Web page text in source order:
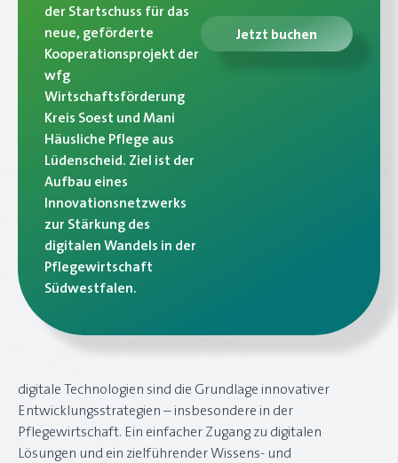
der Startschuss für das
neue, geförderte
Kooperationsprojekt der
wfg
Wirtschaftsförderung
Kreis Soest und Mani
Häusliche Pflege aus
Lüdenscheid. Ziel ist der
Aufbau eines
Innovationsnetzwerks
zur Stärkung des
digitalen Wandels in der
Pflegewirtschaft
Südwestfalen.
Jetzt buchen
digitale Technologien sind die Grundlage innovativer
Entwicklungsstrategien – insbesondere in der
Pflegewirtschaft. Ein einfacher Zugang zu digitalen
Lösungen und ein zielführender Wissens- und